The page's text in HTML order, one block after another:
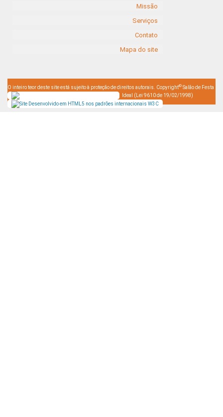
Missão
Serviços
Contato
Mapa do site
O inteiro teor deste site está sujeito à proteção de direitos autorais. Copyright© Salão de Festa
Ideal (Lei 9610 de 19/02/1998)